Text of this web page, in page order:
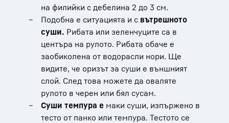
на филийки с дебелина 2 до 3 см.
Подобна е ситуацията и с вътрешното
суши. Рибата или зеленчуците са в
центъра на рулото. Рибата обаче е
заобиколена от водорасли нори. Ще
видите, че оризът за суши е външният
слой. След това можете да оваляте
рулото в черен или бял сусам.
Суши темпура е маки суши, изпържено в
тесто от панко или темпура. Тестото се